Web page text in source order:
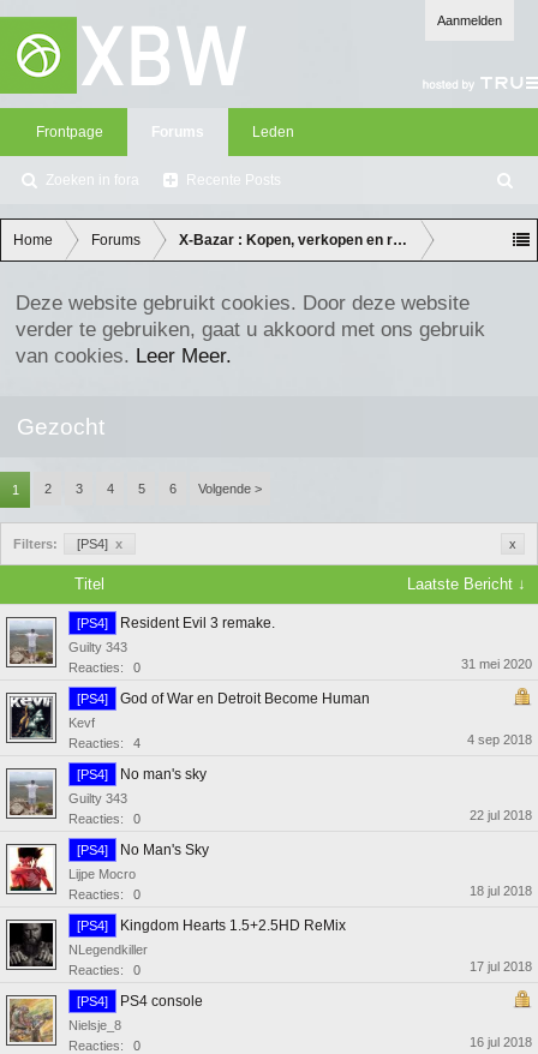
Aanmelden
Frontpage Forums
Zoeken in fora Recente Posts
Leden
oe
ke
n
Home Forums X-Bazar : Kopen, verkopen en ruilen
Deze website gebruikt cookies. Door deze website
verder te gebruiken, gaat u akkoord met ons gebruik
van cookies. Leer Meer.
Gezocht
1 2 3 4 5 6 Volgende >
Filters: [PS4] x x
Titel Laatste Bericht ↓
[PS4] Resident Evil 3 remake.
Guilty 343
Reacties:
0 31 mei 2020
[PS4] God of War en Detroit Become Human
Kevf
Reacties:
4 4 sep 2018
[PS4] No man's sky
Guilty 343
Reacties:
0 22 jul 2018
[PS4] No Man's Sky
Lijpe Mocro
Reacties:
0 18 jul 2018
[PS4] Kingdom Hearts 1.5+2.5HD ReMix
NLegendkiller
Reacties:
0 17 jul 2018
[PS4] PS4 console
Nielsje_8
Reacties:
0 16 jul 2018